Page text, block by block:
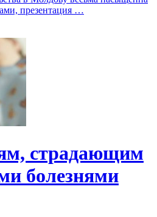
презентация …
страдающим
болезнями